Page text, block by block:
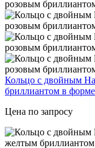
Кольцо с двойным
бриллиантом в
Цена по запросу